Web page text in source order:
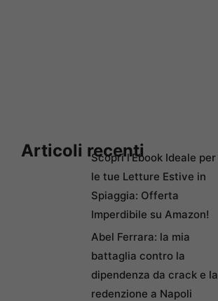
Articoli recentiScopri l’Ebook Ideale per
le tue Letture Estive in
Spiaggia: Offerta
Imperdibile su Amazon!
Abel Ferrara: la mia
battaglia contro la
dipendenza da crack e la
redenzione a Napoli